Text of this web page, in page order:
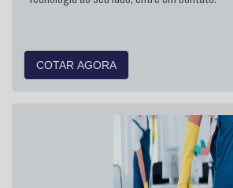
COTAR AGORA